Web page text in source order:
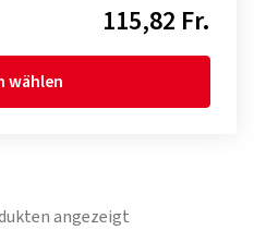
115,82 Fr.
wählen
angezeigt